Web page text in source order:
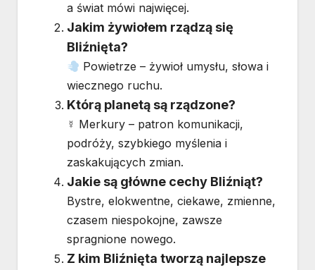
a świat mówi najwięcej.
Jakim żywiołem rządzą się
Bliźnięta?
Powietrze – żywioł umysłu, słowa i
wiecznego ruchu.
Którą planetą są rządzone?
☿ Merkury – patron komunikacji,
podróży, szybkiego myślenia i
zaskakujących zmian.
Jakie są główne cechy Bliźniąt?
Bystre, elokwentne, ciekawe, zmienne,
czasem niespokojne, zawsze
spragnione nowego.
Z kim Bliźnięta tworzą najlepsze